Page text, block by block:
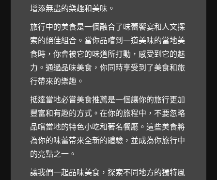
增添無盡的樂趣和美味。
旅行中的美食是一個融合了味蕾饗宴和人文探
索的絕佳組合。當你品嚐到一道美味的當地美
食時，你會被它的味道所打動，感受到它的魅
力。通過品味美食，你同時享受到了美食和旅
行帶來的樂趣。
抵達當地必嘗美食推薦是一個讓你的旅行更加
豐富和有趣的方式。在你的旅程中，不要忽略
品嚐當地的特色小吃和著名餐廳。這些美食將
為你的味蕾帶來全新的體驗，並成為你旅行中
的亮點之一。
讓我們一起品味美食，探索不同地方的獨特風